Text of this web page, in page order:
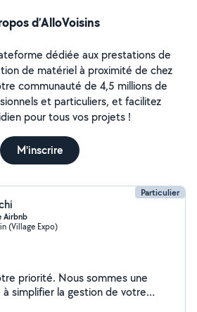
d’AlloVoisins
dédiée aux prestations de
de matériel à proximité de chez
communauté de 4,5 millions de
et particuliers, et facilitez
pour tous vos projets !
M'inscrire
Particulier
Airbnb
(Village Expo)
priorité. Nous sommes une
simplifier la gestion de votre